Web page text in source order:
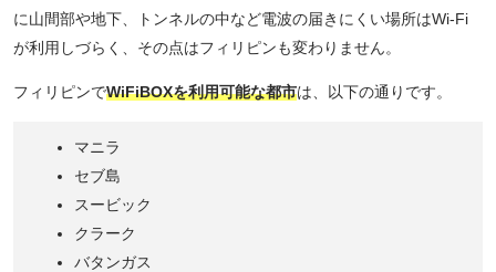
に山間部や地下、トンネルの中など電波の届きにくい場所はWi-Fi
が利用しづらく、その点はフィリピンも変わりません。
フィリピンでWiFiBOXを利用可能な都市は、以下の通りです。
マニラ
セブ島
スービック
クラーク
バタンガス